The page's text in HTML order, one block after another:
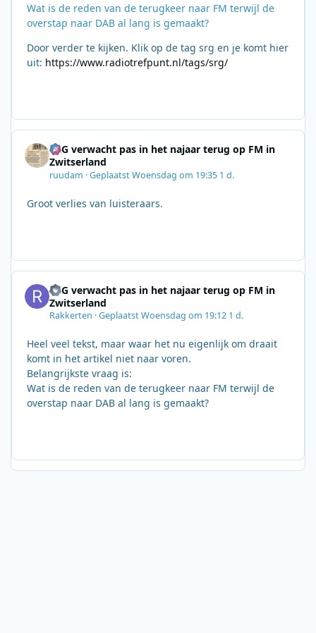
Wat is de reden van de terugkeer naar FM terwijl de
overstap naar DAB al lang is gemaakt?
Door verder te kijken. Klik op de tag srg en je komt hier
uit: https://www.radiotrefpunt.nl/tags/srg/
SRG verwacht pas in het najaar terug op FM in
Zwitserland
ruudam ·GeplaatstWoensdag om 19:35 1 d.
Groot verlies van luisteraars.
SRG verwacht pas in het najaar terug op FM in
Zwitserland
Rakkerten ·GeplaatstWoensdag om 19:12 1 d.
Heel veel tekst, maar waar het nu eigenlijk om draait
komt in het artikel niet naar voren.
Belangrijkste vraag is:
Wat is de reden van de terugkeer naar FM terwijl de
overstap naar DAB al lang is gemaakt?